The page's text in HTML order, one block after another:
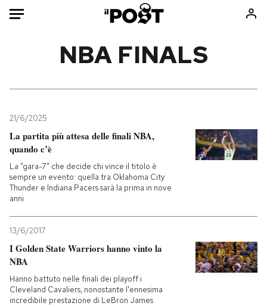
Mondo
Politica
Tecnologia
Internet
Scienza
Economia
Consumismi
Ok Boomer!
Media
Altrecose
PODCAST
NBA FINALS
21/6/2025
La partita più attesa delle finali NBA,
quando c’è
La ”gara-7” che decide chi vince il titolo è
sempre un evento: quella tra Oklahoma City
Thunder e Indiana Pacers sarà la prima in nove
anni
13/6/2017
I Golden State Warriors hanno vinto la
NBA
Hanno battuto nelle finali dei playoff i
Cleveland Cavaliers, nonostante l'ennesima
incredibile prestazione di LeBron James